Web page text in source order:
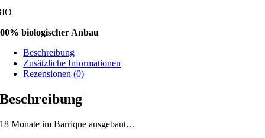
Noya
2013
Menge
biologischer Anbau
Beschreibung
Zusätzliche Informationen
Rezensionen (0)
Beschreibung
18 Monate im Barrique ausgebaut…